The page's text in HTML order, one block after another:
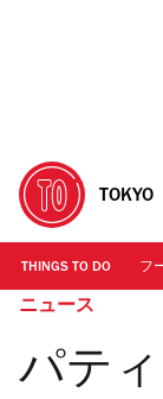
に
移
動
移
動
TOKYO
THINGS TO DO フ
ニュース
パテ